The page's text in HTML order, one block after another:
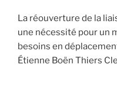
La réouverture de la
une nécessité pour un
besoins en
Étienne Boën Thiers